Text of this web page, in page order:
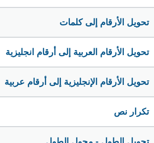
تحويل الأرقام إلى كلمات
تحويل الأرقام العربية إلى أرقام انجليزية
تحويل الأرقام الإنجليزية إلى أرقام عربية
تكرار نص